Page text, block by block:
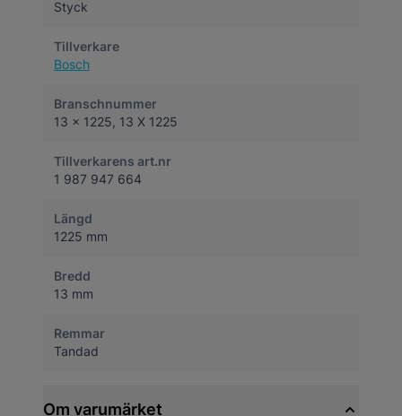
Styck
Tillverkare
Bosch
Branschnummer
13 x 1225, 13 X 1225
Tillverkarens art.nr
1 987 947 664
Längd
1225 mm
Bredd
13 mm
Remmar
Tandad
Om varumärket